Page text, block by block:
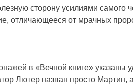
сторону усилиями самого
отличающееся от мрачных
в «Вечной книге» указаны
Лютер назван просто Мартин,